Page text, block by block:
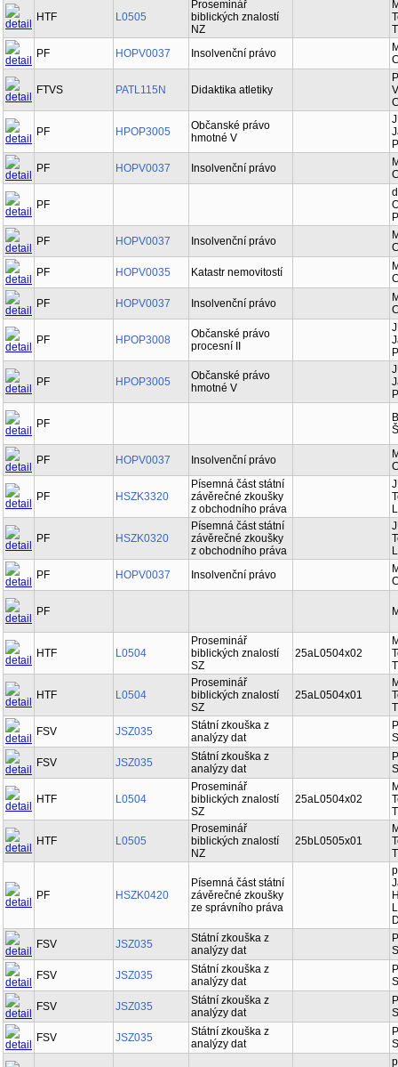
HTF L0505
Proseminář
biblických znalostí
NZ
PF
HOPV0037 Insolvenční právo
FTVS PATL115N Didaktika atletiky
PF HPOP3005
Občanské právo
hmotné V
PF
HOPV0037 Insolvenční právo
PF
PF
HOPV0037 Insolvenční právo
PF
HOPV0035 Katastr nemovitostí
PF
HOPV0037 Insolvenční právo
PF HPOP3008
Občanské právo
procesní II
PF HPOP3005
Občanské právo
hmotné V
PF
PF HOPV0037 Insolvenční právo
PF HSZK3320
Písemná část státní
závěrečné zkoušky
z obchodního práva
PF HSZK0320
Písemná část státní
závěrečné zkoušky
z obchodního práva
PF
HOPV0037 Insolvenční právo
PF
HTF L0504
Proseminář
biblických znalostí
SZ
25aL0504x02
HTF L0504
Proseminář
biblických znalostí
SZ
25aL0504x01
FSV
JSZ035
Státní zkouška z
analýzy dat
FSV
JSZ035
Státní zkouška z
analýzy dat
HTF L0504
Proseminář
biblických znalostí
SZ
25aL0504x02
HTF L0505
Proseminář
biblických znalostí
NZ
25bL0505x01
PF HSZK0420
Písemná část státní
závěrečné zkoušky
ze správního práva
FSV
JSZ035
Státní zkouška z
analýzy dat
FSV
JSZ035
Státní zkouška z
analýzy dat
FSV
JSZ035
Státní zkouška z
analýzy dat
FSV
JSZ035
Státní zkouška z
analýzy dat